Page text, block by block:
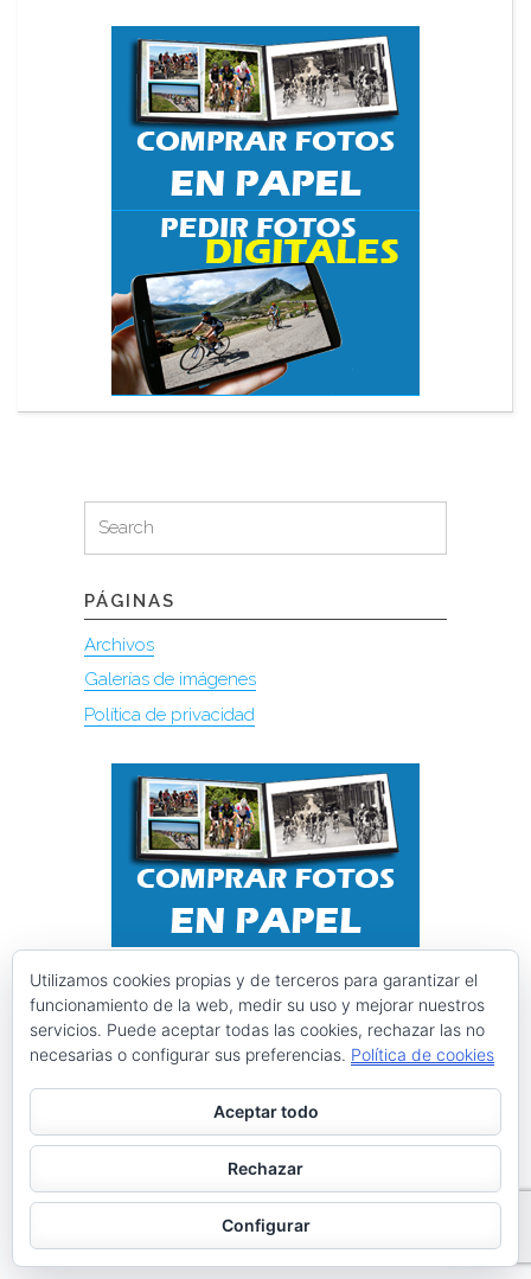
for:
Search
PÁGINAS
Archivos
Galerías de imágenes
Política de privacidad
Utilizamos cookies propias y de terceros para garantizar el
funcionamiento de la web, medir su uso y mejorar nuestros
servicios. Puede aceptar todas las cookies, rechazar las no
necesarias o configurar sus preferencias. Política de cookies
Aceptar todo
Rechazar
Configurar